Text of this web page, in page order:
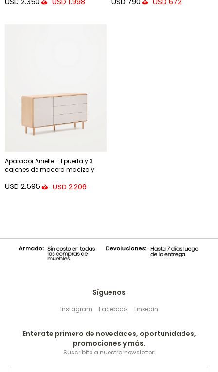
Aparador Anielle - 1 puerta y 3
cajones de madera maciza y
USD 2.595 USD 2.206
Síguenos
Instagram Facebook Linkedin
Enterate primero de novedades, oportunidades,
promociones y más.
Suscribite a nuestra newsletter.